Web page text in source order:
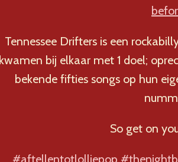
Tennessee Drifters is een
kwamen bij elkaar met 1 doel;
bekende fifties songs op hun
So get on